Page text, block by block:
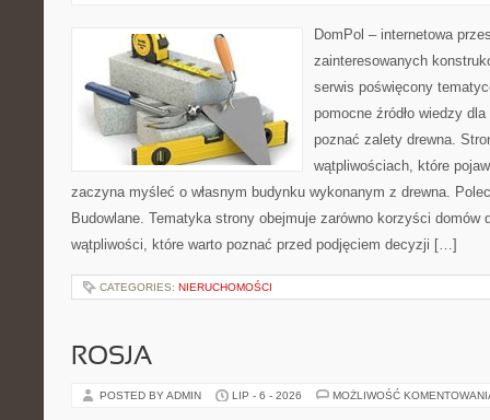
DomPol – internetowa
zainteresowanych
serwis poświęcony
pomocne źródło wiedzy
poznać zalety drewna.
wątpliwościach, które
zaczyna myśleć o własnym budynku wykonanym z drewna.
Budowlane. Tematyka strony obejmuje zarówno korzyści domów
wątpliwości, które warto poznać przed podjęciem decyzji […]
CATEGORIES: NIERUCHOMOŚCI
ROSJA
POSTED BY ADMIN LIP - 6 - 2026 MOŻLIWOŚĆ